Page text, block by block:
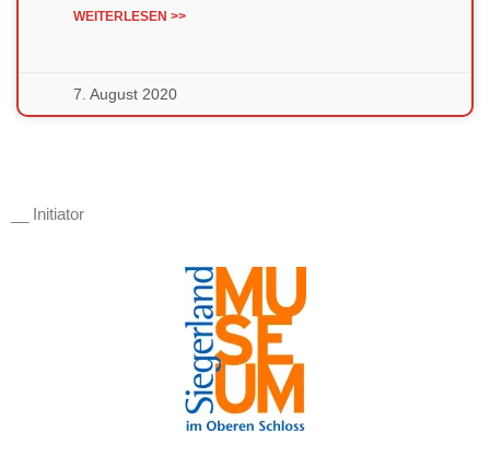
WEITERLESEN >>
7. August 2020
__ Initiator